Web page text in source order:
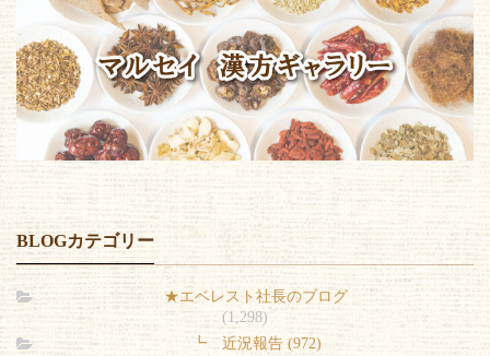
BLOGカテゴリー
★エベレスト社長のブログ
(1,298)
┗ 近況報告 (972)